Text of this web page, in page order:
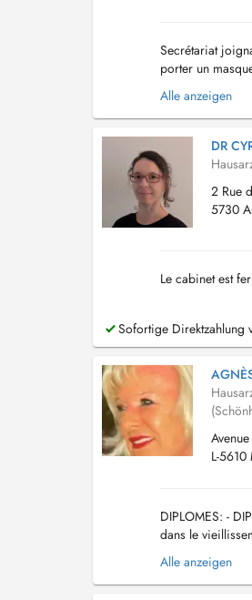
Secrétariat
porter un
your calls from
Alle anzeigen
DR
2 Rue
5730
Le cabinet est
Sofortige Direktzahlung
L-5610
DIPLOMES: -
dans le
FRANCAIS -
Alle anzeigen